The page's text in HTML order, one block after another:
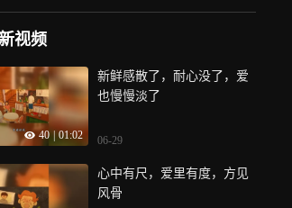
视频
40 | 01:02
新鲜感散了，耐心没了，爱
也慢慢淡了
06-29
心中有尺，爱里有度，方见
风骨